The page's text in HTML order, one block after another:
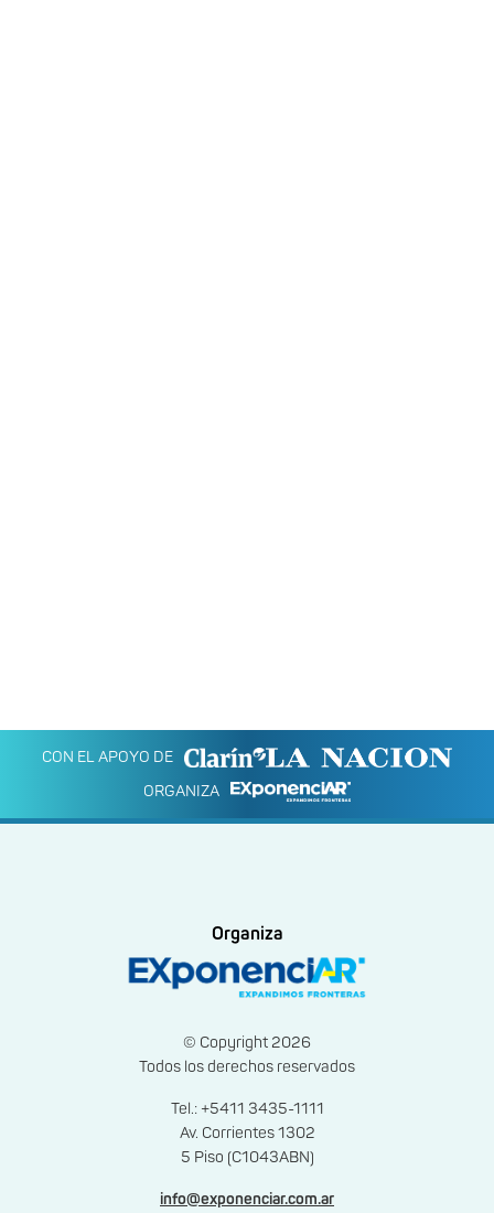
CON EL APOYO DE
ORGANIZA
Organiza
© Copyright 2026
Todos los derechos reservados
Tel.: +5411 3435-1111
Av. Corrientes 1302
5 Piso (C1043ABN)
info@exponenciar.com.ar